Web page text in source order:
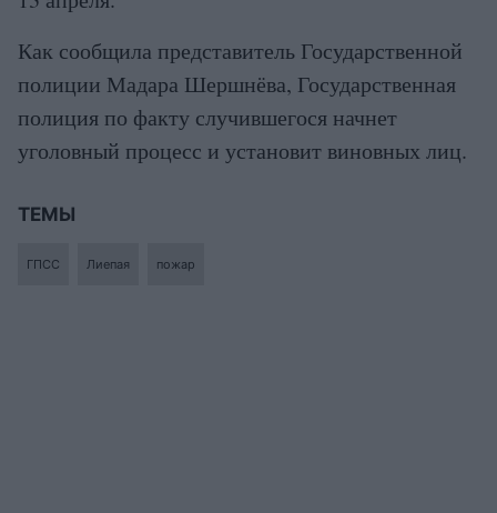
Как сообщила представитель Государственной
полиции Мадара Шершнёва, Государственная
полиция по факту случившегося начнет
уголовный процесс и установит виновных лиц.
ТЕМЫ
ГПСС Лиепая пожар